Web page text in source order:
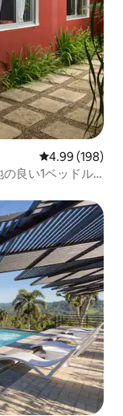
レビュー198
4.99 (198)
の良い1ベッドル